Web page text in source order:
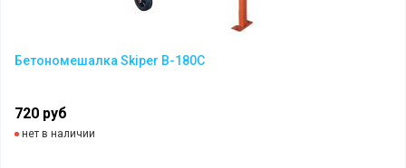
Бетономешалка Skiper B-180C
720 руб
нет в наличии